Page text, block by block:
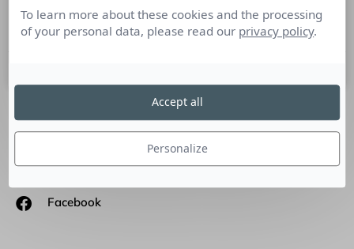
clés du succès des campagnes RP. Paris,
SUIVEZ-NOUS
Linkedin
Facebook
To learn more about these cookies and the processing
of your personal data, please read our privacy policy.
Personalize
Accept all